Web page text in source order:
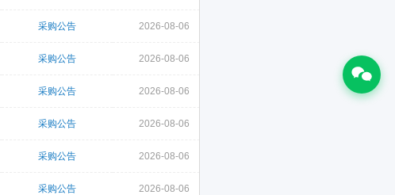
采购公告 2026-08-06
采购公告 2026-08-06
采购公告 2026-08-06
采购公告 2026-08-06
采购公告 2026-08-06
采购公告 2026-08-06